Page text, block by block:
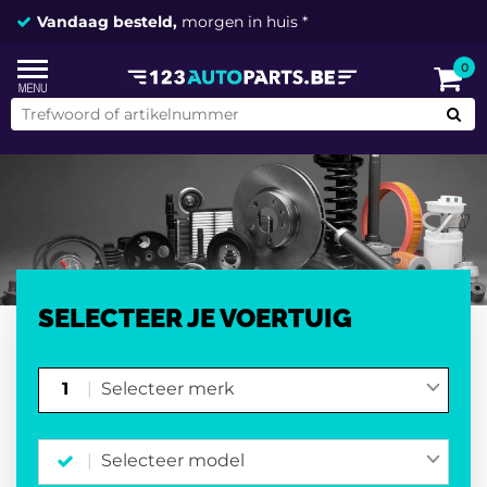
Vandaag besteld, morgen in huis *
0
SELECTEER JE VOERTUIG
1 Selecteer merk
Selecteer model